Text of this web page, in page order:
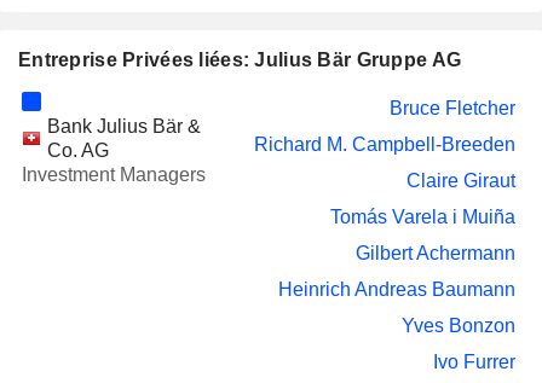
MAN GROUP PLC
Colin Bell
Gareth Penny
NINETY ONE PLC
Gareth Penny
ANORA GROUP
Claire Giraut
Entreprise Privées liées: Julius Bär Gruppe AG
Bank Julius Bär &
Co. AG
Investment Managers
Bruce Fletcher
Richard M. Campbell-Breeden
Claire Giraut
Tomás Varela i Muiña
Gilbert Achermann
Heinrich Andreas Baumann
Yves Bonzon
Ivo Furrer